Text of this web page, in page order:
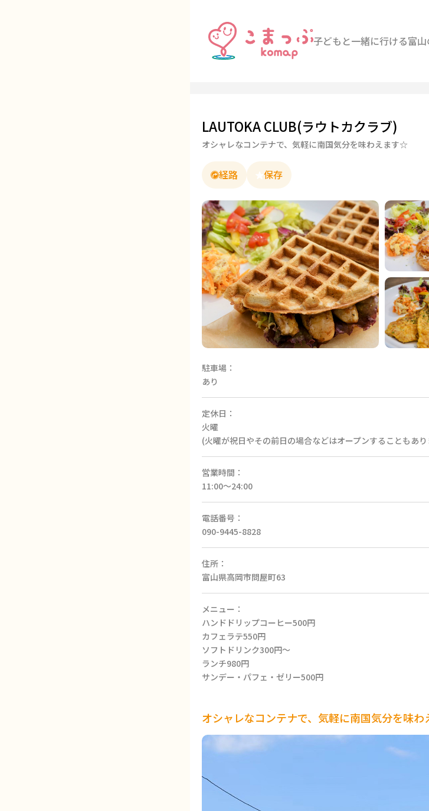
子どもと一緒に行ける富
LAUTOKA CLUB(ラウトカクラブ)
オシャレなコンテナで、気軽に南国気分を味わえます☆
経路 保存
駐車場：
あり
定休日：
火曜
(火曜が祝日やその前日の場合などはオープンすることもあ
営業時間：
11:00～24:00
電話番号：
090-9445-8828
住所：
富山県高岡市問屋町63
メニュー：
ハンドドリップコーヒー500円
カフェラテ550円
ソフトドリンク300円〜
ランチ980円
サンデー・パフェ・ゼリー500円
オシャレなコンテナで、気軽に南国気分を味